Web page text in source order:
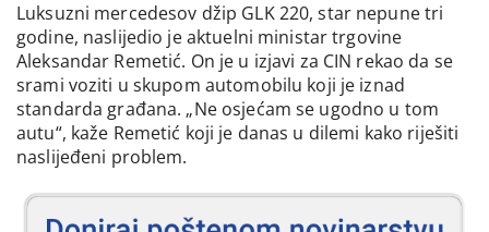
Luksuzni mercedesov džip GLK 220, star nepune tri
godine, naslijedio je aktuelni ministar trgovine
Aleksandar Remetić. On je u izjavi za CIN rekao da se
srami voziti u skupom automobilu koji je iznad
standarda građana. „Ne osjećam se ugodno u tom
autu“, kaže Remetić koji je danas u dilemi kako riješiti
naslijeđeni problem.